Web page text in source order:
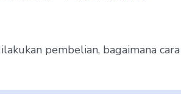
pembelian, bagaimana cara